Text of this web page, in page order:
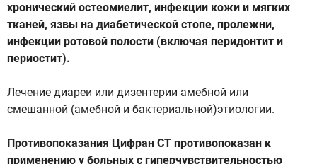
хронический остеомиелит, инфекции кожи и мягких
тканей, язвы на диабетической стопе, пролежни,
инфекции ротовой полости (включая перидонтит и
периостит).
Лечение диареи или дизентерии амебной или
смешанной (амебной и бактериальной)этиологии.
Противопоказания Цифран СТ противопоказан к
применению у больных с гиперчувствительностью